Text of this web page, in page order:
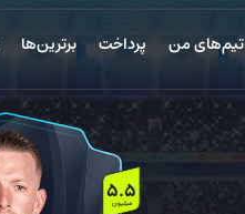
تیم‌های من پرداخت برترین‌ها
5.5
میلیون